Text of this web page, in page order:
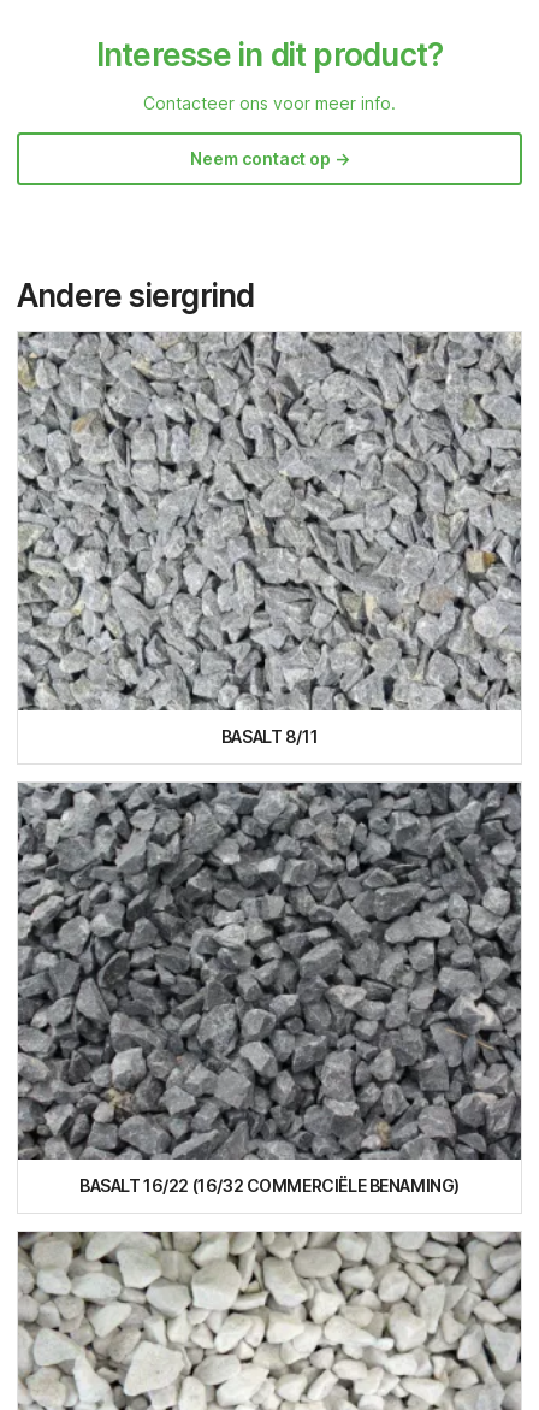
Interesse in dit product?
Contacteer ons voor meer info.
Neem contact op ->
Andere siergrind
BASALT 8/11
BASALT 16/22 (16/32 COMMERCIËLE BENAMING)